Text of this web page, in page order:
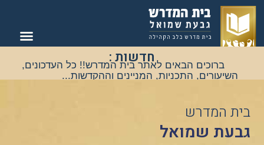
חדשות :
ברוכים הבאים לאתר בית המדרש!! כל העדכונים,
השיעורים, התכניות, המניינים וההקדשות...
השקטה של בית המדרש- לחצו כאן!בית המדרש
גבעת שמואל